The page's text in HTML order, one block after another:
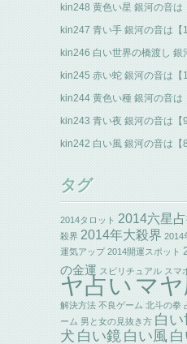
kin248 黄色い星 銀河の音は
kin247 青い手 銀河の音は【
kin246 白い世界の橋渡し 銀
kin245 赤い蛇 銀河の音は【
kin244 黄色い種 銀河の音は
kin243 青い夜 銀河の音は【9
kin242 白い風 銀河の音は【8
タグ
2014タロット 2014六星
殺界 2014年大殺界 2014
運気アップ 2014開運スポット
の金運 スピリチュアル スマ
ヤ占い マ
解決方法 不良ゲーム 北斗の拳
ーム 男と女の見抜き方 白い
犬 白い鏡 白い風